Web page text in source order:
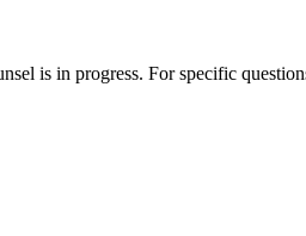
is in progress. For specific